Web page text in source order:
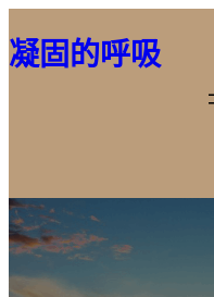
至
容
凝固的呼吸